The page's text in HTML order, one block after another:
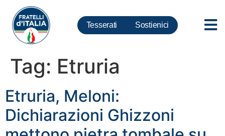
Tesserati Sostienici
Tag: Etruria
Etruria, Meloni:
Dichiarazioni Ghizzoni